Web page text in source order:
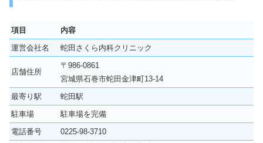
項目
内容
運営会社名
蛇田さくら内科クリニック
店舗住所
〒986-0861
宮城県石巻市蛇田金津町13-14
最寄り駅
蛇田駅
駐車場
駐車場を完備
電話番号
0225-98-3710